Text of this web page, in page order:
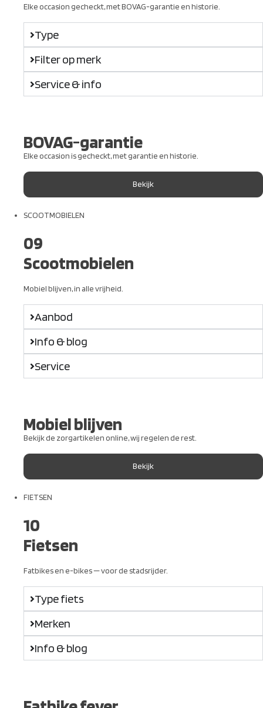
Elke occasion gecheckt, met BOVAG-garantie en historie.
Type
Filter op merk
Service & info
BOVAG-garantie
Elke occasion is gecheckt, met garantie en historie.
Bekijk
SCOOTMOBIELEN
09
Scootmobielen
Mobiel blijven, in alle vrijheid.
Aanbod
Info & blog
Service
Mobiel blijven
Bekijk de zorgartikelen online, wij regelen de rest.
Bekijk
FIETSEN
10
Fietsen
Fatbikes en e-bikes — voor de stadsrijder.
Type fiets
Merken
Info & blog